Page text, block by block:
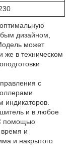
дизайном,
может
же в техническом
с
индикаторов.
и в любое
помощью
и
и накрытого